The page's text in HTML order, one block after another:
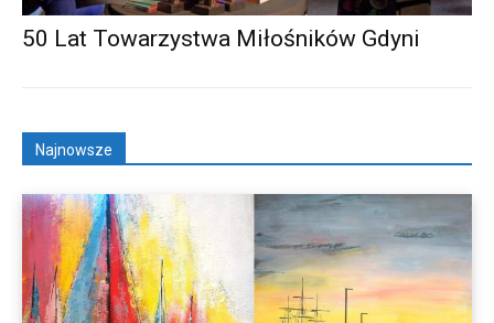
50 Lat Towarzystwa Miłośników Gdyni
Najnowsze